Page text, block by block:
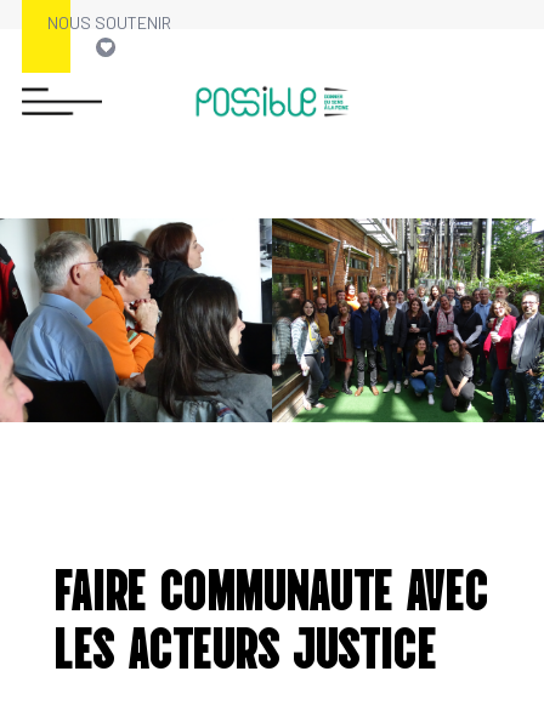
NOUS SOUTENIR
FAIRE COMMUNAUTE AVEC
LES ACTEURS JUSTICE